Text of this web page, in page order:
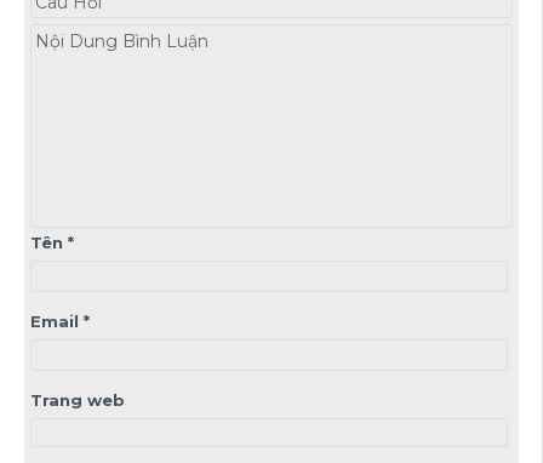
Tên *
Email *
Trang web